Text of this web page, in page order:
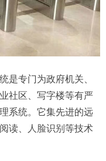
是专门为政府机关、
社区、写字楼等有严
系统。它集先进的远
读、
人脸识别 等技术